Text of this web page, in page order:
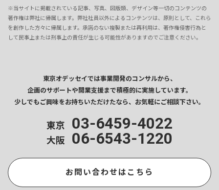
※当サイトに掲載されている記事、写真、図版類、デザイン等一切のコンテンツの
著作権は弊社に帰属します。弊社社員以外によるコンテンツは、原則として、これら
を創作した方々に帰属します。承諾のない複製または再利用は、著作権侵害行為と
して民事上または刑事上の責任が生じる可能性がありますのでご注意ください。
東京オデッセイでは事業開発のコンサルから、
企画のサポートや開業支援まで積極的に実施しています。
少しでもご興味をお持ちいただけたなら、 お気軽にご相談下さい。
東京 03-6459-4022
大阪 06-6543-1220
お問い合わせはこちら